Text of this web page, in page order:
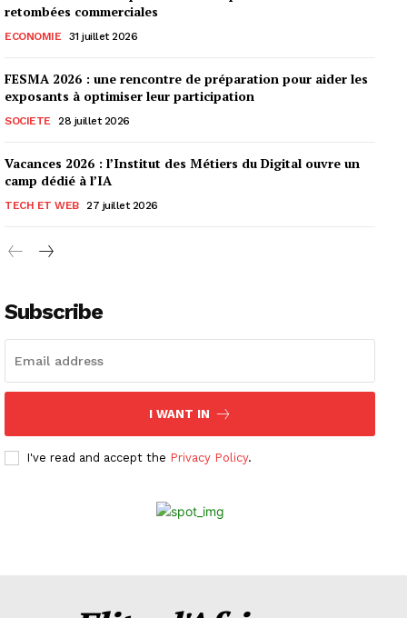
retombées commerciales
ECONOMIE 31 juillet 2026
FESMA 2026 : une rencontre de préparation pour aider les
exposants à optimiser leur participation
SOCIETE 28 juillet 2026
Vacances 2026 : l’Institut des Métiers du Digital ouvre un
camp dédié à l’IA
TECH ET WEB 27 juillet 2026
Subscribe
I WANT IN
I've read and accept the Privacy Policy.